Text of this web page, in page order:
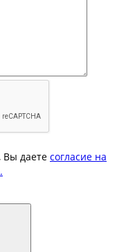
Вы даете согласие на